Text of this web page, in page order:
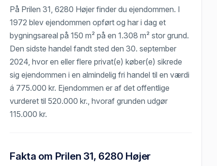
På Prilen 31, 6280 Højer finder du ejendommen. I
1972 blev ejendommen opført og har i dag et
bygningsareal på 150 m² på en 1.308 m² stor grund.
Den sidste handel fandt sted den 30. september
2024, hvor en eller flere privat(e) køber(e) sikrede
sig ejendommen i en almindelig fri handel til en værdi
á 775.000 kr. Ejendommen er af det offentlige
vurderet til 520.000 kr., hvoraf grunden udgør
115.000 kr.
Fakta om Prilen 31, 6280 Højer